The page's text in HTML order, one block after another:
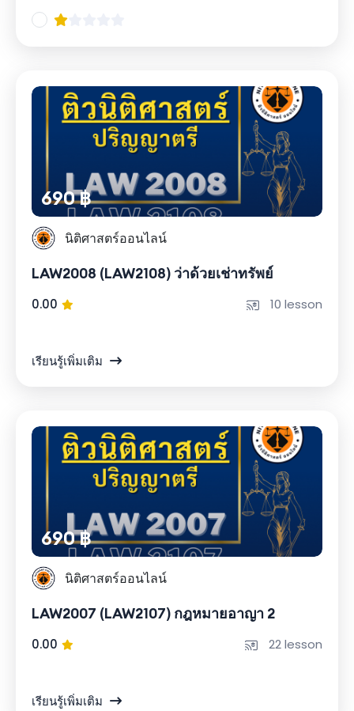
690 ฿
นิติศาสตร์ออนไลน์
LAW2008 (LAW2108) ว่าด้วยเช่าทรัพย์
0.00 10 lesson
เรียนรู้เพิ่มเติม
690 ฿
นิติศาสตร์ออนไลน์
LAW2007 (LAW2107) กฎหมายอาญา 2
0.00 22 lesson
เรียนรู้เพิ่มเติม